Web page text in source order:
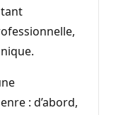
tant
: d’abord,